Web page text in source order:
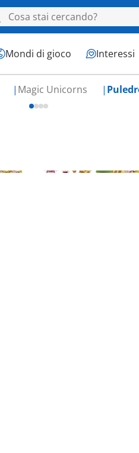
Mondi di gioco Interessi
Magic Unicorns